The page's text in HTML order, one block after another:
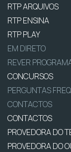
RTP ARQUIVOS
RTP ENSINA
RTP PLAY
EM DIRETO
REVER
CONCURSOS
PERGUNTAS
CONTACTOS
CONTACTOS
PROVEDORA DO
PROVEDORA DO